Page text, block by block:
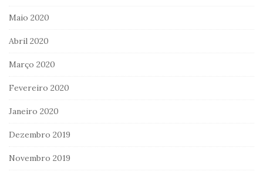
Maio 2020
Abril 2020
Março 2020
Fevereiro 2020
Janeiro 2020
Dezembro 2019
Novembro 2019